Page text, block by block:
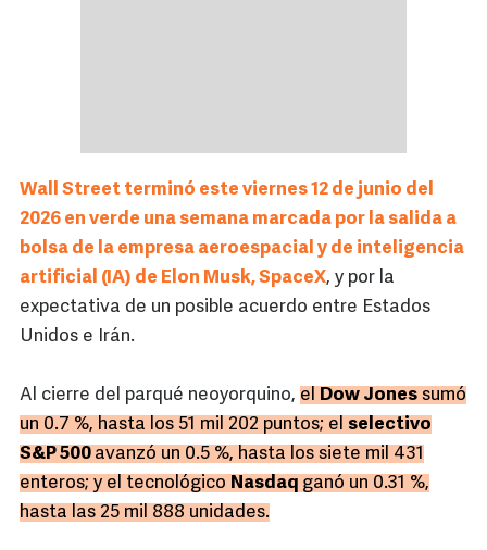
Wall Street terminó este viernes 12 de junio del
2026 en verde una semana marcada por la salida a
bolsa de la empresa aeroespacial y de inteligencia
artificial (IA) de Elon Musk, SpaceX, y por la
expectativa de un posible acuerdo entre Estados
Unidos e Irán.
Al cierre del parqué neoyorquino, el Dow Jones sumó
un 0.7 %, hasta los 51 mil 202 puntos; el selectivo
S&P 500 avanzó un 0.5 %, hasta los siete mil 431
enteros; y el tecnológico Nasdaq ganó un 0.31 %,
hasta las 25 mil 888 unidades.